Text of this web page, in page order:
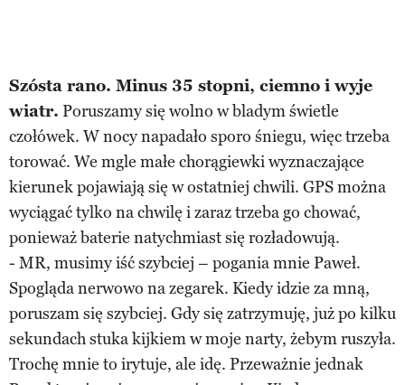
Szósta rano. Minus 35 stopni, ciemno i wyje
wiatr. Poruszamy się wolno w bladym świetle
czołówek. W nocy napadało sporo śniegu, więc trzeba
torować. We mgle małe chorągiewki wyznaczające
kierunek pojawiają się w ostatniej chwili. GPS można
wyciągać tylko na chwilę i zaraz trzeba go chować,
ponieważ baterie natychmiast się rozładowują.
- MR, musimy iść szybciej – pogania mnie Paweł.
Spogląda nerwowo na zegarek. Kiedy idzie za mną,
poruszam się szybciej. Gdy się zatrzymuję, już po kilku
sekundach stuka kijkiem w moje narty, żebym ruszyła.
Trochę mnie to irytuje, ale idę. Przeważnie jednak